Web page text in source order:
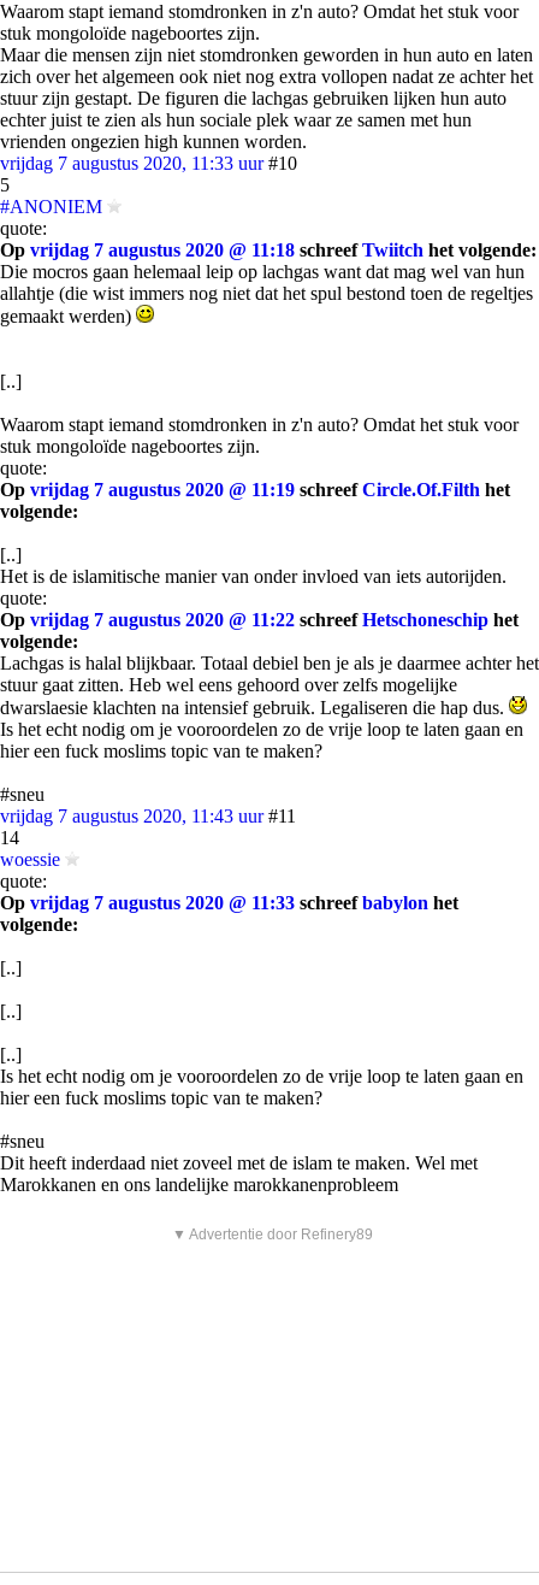
Waarom stapt iemand stomdronken in z'n auto? Omdat het stuk voor
stuk mongoloïde nageboortes zijn.
Maar die mensen zijn niet stomdronken geworden in hun auto en laten
zich over het algemeen ook niet nog extra vollopen nadat ze achter het
stuur zijn gestapt. De figuren die lachgas gebruiken lijken hun auto
echter juist te zien als hun sociale plek waar ze samen met hun
vrienden ongezien high kunnen worden.
vrijdag 7 augustus 2020, 11:33 uur #10
5
#ANONIEM
quote:
Op vrijdag 7 augustus 2020 @ 11:18 schreefTwiitch het volgende:
Die mocros gaan helemaal leip op lachgas want dat mag wel van hun
allahtje (die wist immers nog niet dat het spul bestond toen de regeltjes
gemaakt werden)
[..]
Waarom stapt iemand stomdronken in z'n auto? Omdat het stuk voor
stuk mongoloïde nageboortes zijn.
quote:
Op vrijdag 7 augustus 2020 @ 11:19 schreefCircle.Of.Filth het
volgende:
[..]
Het is de islamitische manier van onder invloed van iets autorijden.
quote:
Op vrijdag 7 augustus 2020 @ 11:22 schreefHetschoneschip het
volgende:
Lachgas is halal blijkbaar. Totaal debiel ben je als je daarmee achter het
stuur gaat zitten. Heb wel eens gehoord over zelfs mogelijke
dwarslaesie klachten na intensief gebruik. Legaliseren die hap dus.
Is het echt nodig om je vooroordelen zo de vrije loop te laten gaan en
hier een fuck moslims topic van te maken?
#sneu
vrijdag 7 augustus 2020, 11:43 uur #11
14
woessie
quote:
Op vrijdag 7 augustus 2020 @ 11:33 schreefbabylon het
volgende:
[..]
[..]
[..]
Is het echt nodig om je vooroordelen zo de vrije loop te laten gaan en
hier een fuck moslims topic van te maken?
#sneu
Dit heeft inderdaad niet zoveel met de islam te maken. Wel met
Marokkanen en ons landelijke marokkanenprobleem
▼ Advertentie door Refinery89